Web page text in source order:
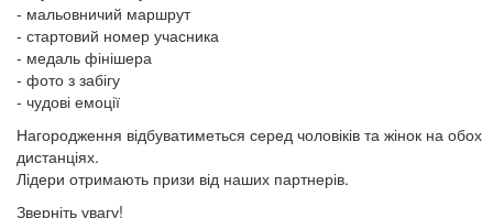
- мальовничий маршрут
- стартовий номер учасника
- медаль фінішера
- фото з забігу
- чудові емоції
Нагородження відбуватиметься серед чоловіків та жінок на обох
дистанціях.
Лідери отримають призи від наших партнерів.
Зверніть увагу!